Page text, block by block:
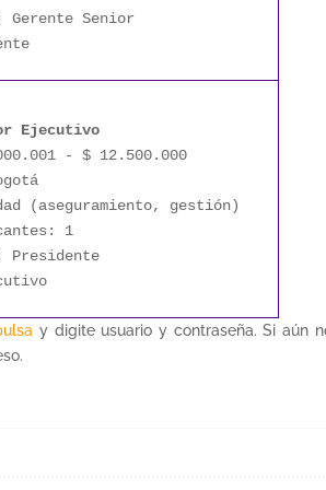
Senior
Ejecutivo
- $ 12.500.000
(aseguramiento, gestión)
1
Presidente
y digite usuario y contraseña. Si aún